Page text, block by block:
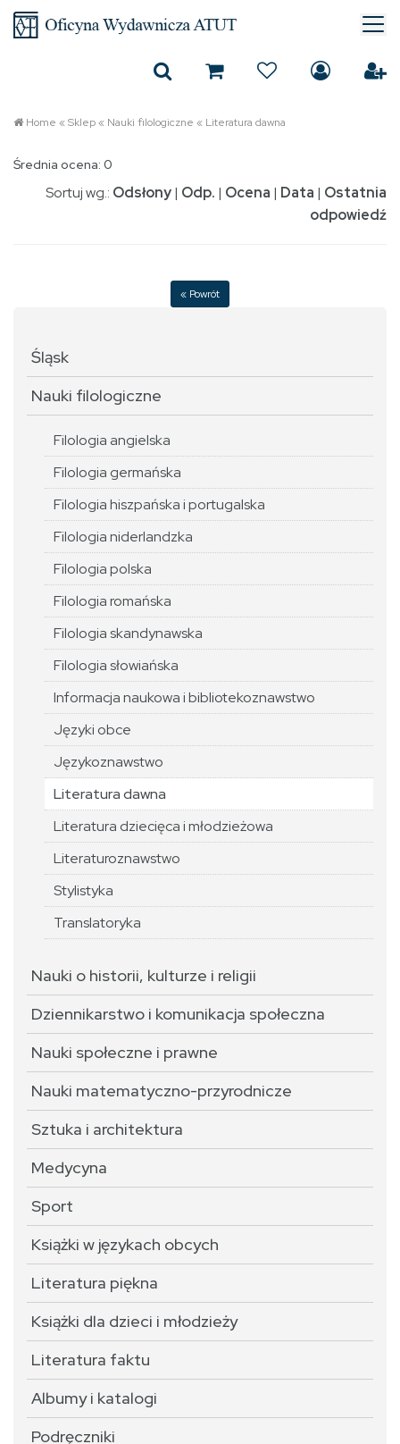
Home «Sklep« Nauki filologiczne « Literatura dawna
Średnia ocena: 0
Sortuj wg.: Odsłony| Odp. | Ocena | Data | Ostatnia
odpowiedź
« Powrót
Śląsk
Nauki filologiczne
Filologia angielska
Filologia germańska
Filologia hiszpańska i portugalska
Filologia niderlandzka
Filologia polska
Filologia romańska
Filologia skandynawska
Filologia słowiańska
Informacja naukowa i bibliotekoznawstwo
Języki obce
Językoznawstwo
Literatura dawna
Literatura dziecięca i młodzieżowa
Literaturoznawstwo
Stylistyka
Translatoryka
Nauki o historii, kulturze i religii
Dziennikarstwo i komunikacja społeczna
Nauki społeczne i prawne
Nauki matematyczno-przyrodnicze
Sztuka i architektura
Medycyna
Sport
Książki w językach obcych
Literatura piękna
Książki dla dzieci i młodzieży
Literatura faktu
Albumy i katalogi
Podręczniki